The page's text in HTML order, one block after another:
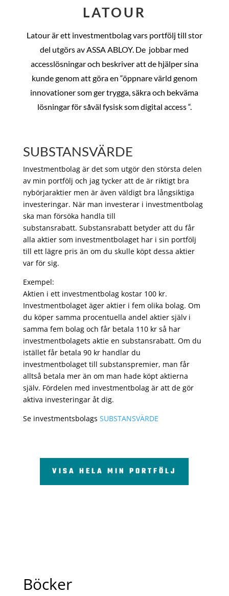
LATOUR
Latour är ett investmentbolag vars portfölj till stor
del utgörs av ASSA ABLOY. De jobbar med
accesslösningar och beskriver att de hjälper sina
kunde genom att göra en “öppnare värld genom
innovationer som ger trygga, säkra och bekväma
lösningar för såväl fysisk som digital access “.
SUBSTANSVÄRDE
Investmentbolag är det som utgör den största delen
av min portfölj och jag tycker att de är riktigt bra
nybörjaraktier men är även väldigt bra långsiktiga
investeringar. När man investerar i investmentbolag
ska man försöka handla till
substansrabatt. Substansrabatt betyder att du får
alla aktier som investmentbolaget har i sin portfölj
till ett lägre pris än om du skulle köpt dessa aktier
var för sig.
Exempel:
Aktien i ett investmentbolag kostar 100 kr.
Investmentbolaget äger aktier i fem olika bolag. Om
du köper samma procentuella andel aktier själv i
samma fem bolag och får betala 110 kr så har
investmentbolagets aktie en substansrabatt. Om du
istället får betala 90 kr handlar du
investmentbolaget till substanspremier, man får
alltså betala mer än om man hade köpt aktierna
själv. Fördelen med investmentbolag är att de gör
aktiva investeringar åt dig.
Se investmentsbolags SUBSTANSVÄRDE
VISA HELA MIN PORTFÖLJ
Böcker